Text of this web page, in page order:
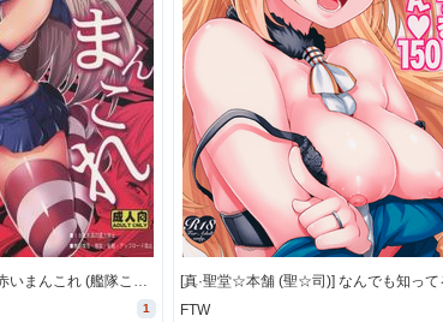
[秋葉魔王 (あきは@)] 赤いまんこれ (艦隊これくしょん -艦これ-) [23M]
1 FTW